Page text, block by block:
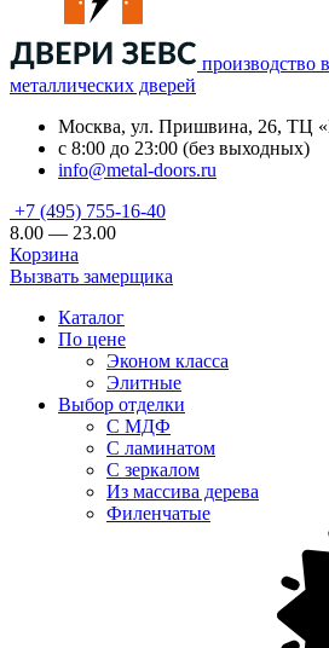
производство
металлических дверей
Москва, ул. Пришвина, 26, ТЦ
с 8:00 до 23:00 (без выходных)
info@metal-doors.ru
+7 (495) 755-16-40
8.00 — 23.00
Корзина
Вызвать замерщика
Каталог
По цене
Эконом класса
Элитные
Выбор отделки
С МДФ
С ламинатом
С зеркалом
Из массива дерева
Филенчатые